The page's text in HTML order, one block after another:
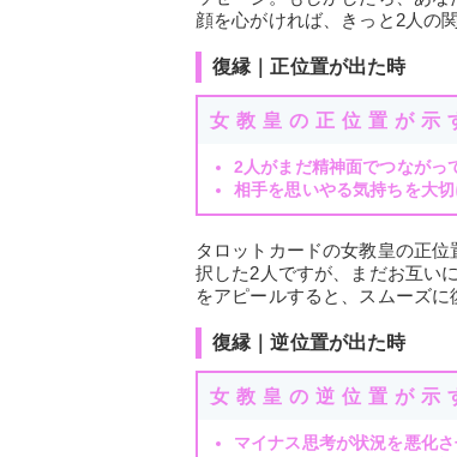
顔を心がければ、きっと2人の
復縁｜正位置が出た時
女教皇の正位置が示
2人がまだ精神面でつながっ
相手を思いやる気持ちを大
タロットカードの女教皇の正位
択した2人ですが、まだお互い
をアピールすると、スムーズに
復縁｜逆位置が出た時
女教皇の逆位置が示
マイナス思考が状況を悪化